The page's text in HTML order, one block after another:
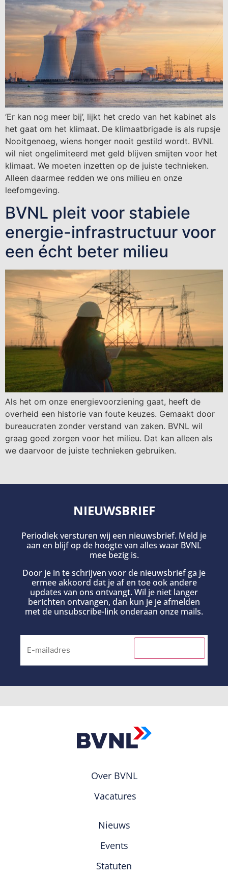
‘Er kan nog meer bij’, lijkt het credo van het kabinet als
het gaat om het klimaat. De klimaatbrigade is als rupsje
Nooitgenoeg, wiens honger nooit gestild wordt. BVNL
wil niet ongelimiteerd met geld blijven smijten voor het
klimaat. We moeten inzetten op de juiste technieken.
Alleen daarmee redden we ons milieu en onze
leefomgeving.
BVNL pleit voor stabiele
energie-infrastructuur voor
een écht beter milieu
Als het om onze energievoorziening gaat, heeft de
overheid een historie van foute keuzes. Gemaakt door
bureaucraten zonder verstand van zaken. BVNL wil
graag goed zorgen voor het milieu. Dat kan alleen als
we daarvoor de juiste technieken gebruiken.
NIEUWSBRIEF
Periodiek versturen wij een nieuwsbrief. Meld je
aan en blijf op de hoogte van alles waar BVNL
mee bezig is.
Door je in te schrijven voor de nieuwsbrief ga je
ermee akkoord dat je af en toe ook andere
updates van ons ontvangt. Wil je niet langer
berichten ontvangen, dan kun je je afmelden
met de unsubscribe-link onderaan onze mails.
Over BVNL
Vacatures
Nieuws
Events
Statuten